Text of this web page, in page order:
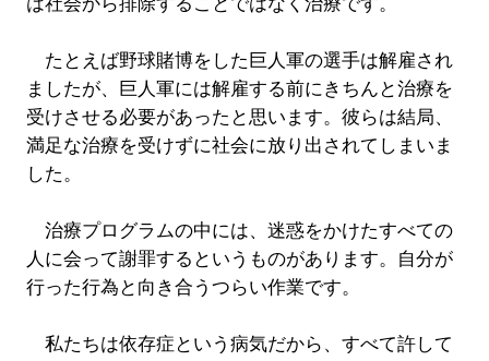
たとえば野球賭博をした巨人軍の選手は解雇され
ましたが、巨人軍には解雇する前にきちんと治療を
受けさせる必要があったと思います。彼らは結局、
満足な治療を受けずに社会に放り出されてしまいま
した。
治療プログラムの中には、迷惑をかけたすべての
人に会って謝罪するというものがあります。自分が
行った行為と向き合うつらい作業です。
私たちは依存症という病気だから、すべて許して